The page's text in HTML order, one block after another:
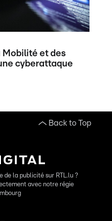
Mobilité et des
cyberattaque
Back to Top
de la publicité sur RTL.lu ?
avec notre régie